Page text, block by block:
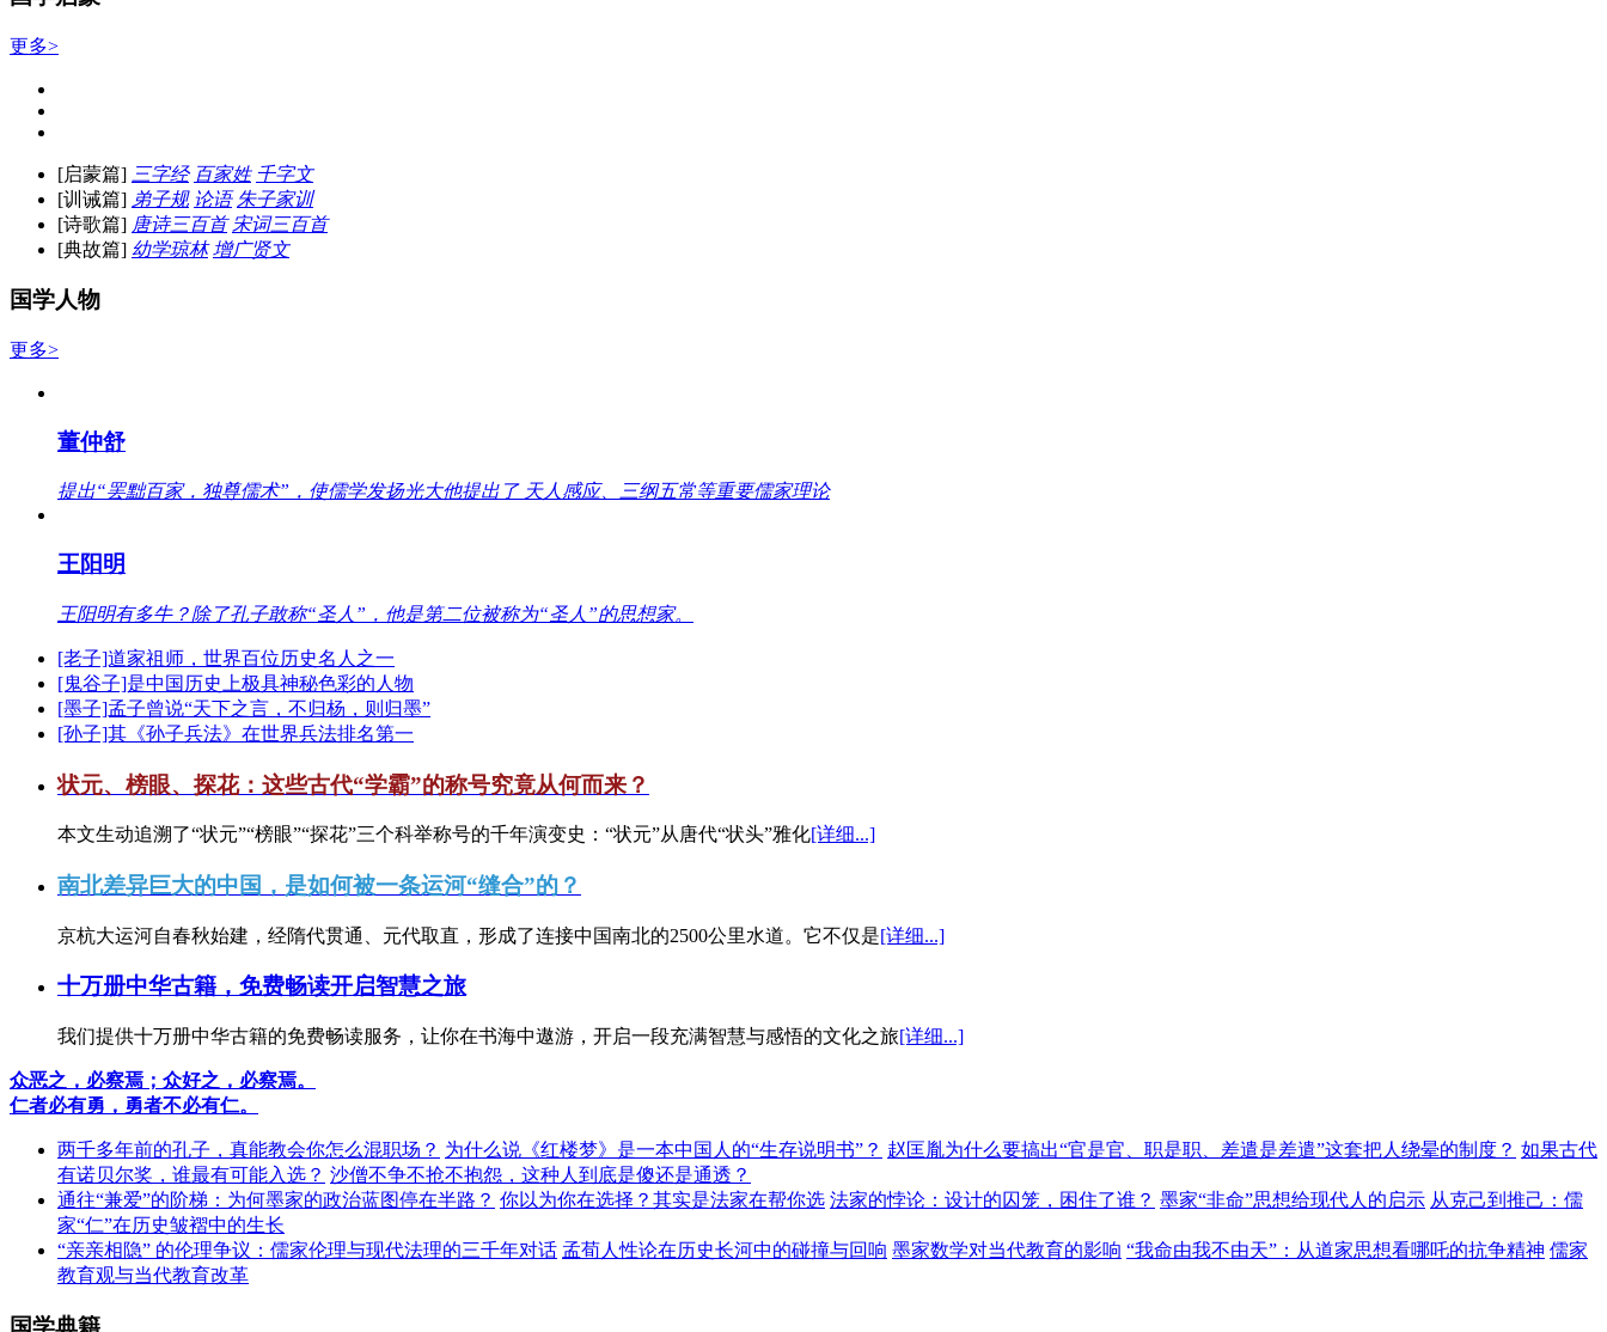
更多>
[启蒙篇] 三字经 百家姓 千字文
[训诫篇] 弟子规 论语 朱子家训
[诗歌篇] 唐诗三百首 宋词三百首
[典故篇] 幼学琼林 增广贤文
国学人物
更多>
董仲舒
提出“罢黜百家，独尊儒术”，使儒学发扬光大他提出了 天人感应、三纲五常等重要儒家理论
王阳明
王阳明有多牛？除了孔子敢称“圣人”，他是第二位被称为“圣人”的思想家。
[老子]道家祖师，世界百位历史名人之一
[鬼谷子]是中国历史上极具神秘色彩的人物
[墨子]孟子曾说“天下之言，不归杨，则归墨”
[孙子]其《孙子兵法》在世界兵法排名第一
状元、榜眼、探花：这些古代“学霸”的称号究竟从何而来？
本文生动追溯了“状元”“榜眼”“探花”三个科举称号的千年演变史：“状元”从唐代“状头”雅化[详细...]
南北差异巨大的中国，是如何被一条运河“缝合”的？
京杭大运河自春秋始建，经隋代贯通、元代取直，形成了连接中国南北的2500公里水道。它不仅是[详细...]
十万册中华古籍，免费畅读开启智慧之旅
我们提供十万册中华古籍的免费畅读服务，让你在书海中遨游，开启一段充满智慧与感悟的文化之旅[详细...]
众恶之，必察焉；众好之，必察焉。
仁者必有勇，勇者不必有仁。
两千多年前的孔子，真能教会你怎么混职场？ 为什么说《红楼梦》是一本中国人的“生存说明书”？ 赵匡胤为什么要搞出“官是官、职是职、差遣是差遣”这套把人绕晕的制度？ 如果古代
有诺贝尔奖，谁最有可能入选？ 沙僧不争不抢不抱怨，这种人到底是傻还是通透？
通往“兼爱”的阶梯：为何墨家的政治蓝图停在半路？ 你以为你在选择？其实是法家在帮你选 法家的悖论：设计的囚笼，困住了谁？ 墨家“非命”思想给现代人的启示 从克己到推己：儒
家“仁”在历史皱褶中的生长
“亲亲相隐” 的伦理争议：儒家伦理与现代法理的三千年对话 孟荀人性论在历史长河中的碰撞与回响 墨家数学对当代教育的影响 “我命由我不由天”：从道家思想看哪吒的抗争精神 儒家
教育观与当代教育改革
国学典籍